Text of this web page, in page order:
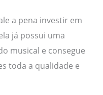
a pena investir em
já possui uma
musical e consegue
toda a qualidade e